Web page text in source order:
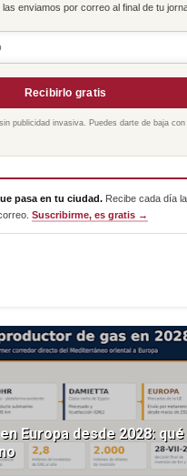
enviamos por correo al final de tu
Recibirlo gratis
publicidad invasiva. Puedes darte de baja con
pasa en tu ciudad. Recibe cada día
Suscribirme, es gratis →
Europa desde 2028: qué